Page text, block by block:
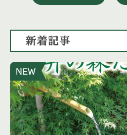
新着記事